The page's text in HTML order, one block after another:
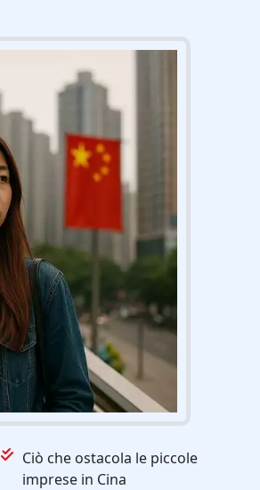
Ciò che ostacola le piccole
imprese in Cina